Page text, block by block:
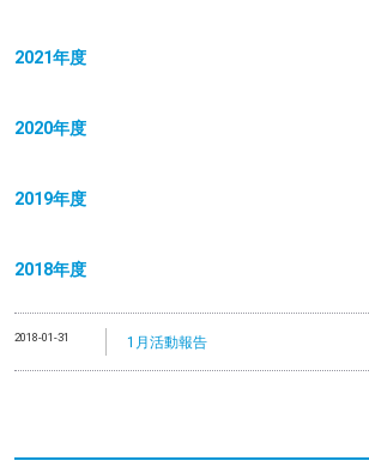
2021年度
2020年度
2019年度
2018年度
2018-01-31 1月活動報告